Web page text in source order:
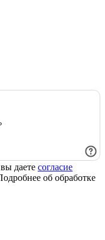
даете согласие
об обработке